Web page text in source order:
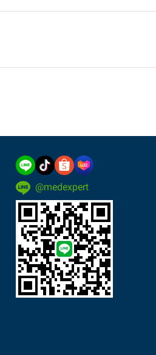
@medexpert